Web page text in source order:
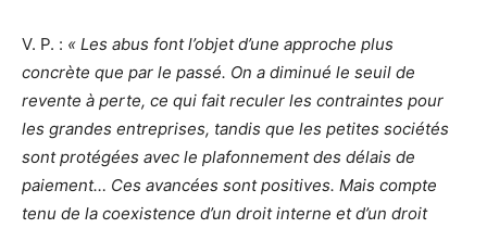
V. P. : « Les abus font l’objet d’une approche plus
concrète que par le passé. On a diminué le seuil de
revente à perte, ce qui fait reculer les contraintes pour
les grandes entreprises, tandis que les petites sociétés
sont protégées avec le plafonnement des délais de
paiement… Ces avancées sont positives. Mais compte
tenu de la coexistence d’un droit interne et d’un droit